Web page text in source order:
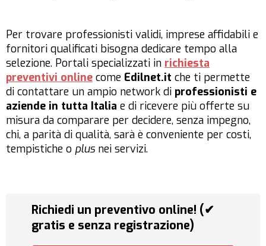
Per trovare professionisti validi, imprese affidabili e
fornitori qualificati bisogna dedicare tempo alla
selezione. Portali specializzati in richiesta
preventivi online come Edilnet.it che ti permette
di contattare un ampio network di professionisti e
aziende in tutta Italia e di ricevere più offerte su
misura da comparare per decidere, senza impegno,
chi, a parità di qualità, sarà è conveniente per costi,
tempistiche o plus nei servizi.
Richiedi un preventivo online! (✔
gratis e senza registrazione)